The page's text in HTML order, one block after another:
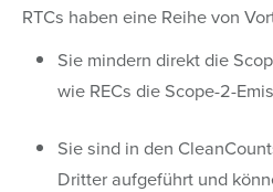
RTCs haben eine Reihe von
Sie mindern direkt die
wie RECs die Scope-2-
Sie sind in den
Dritter aufgeführt und